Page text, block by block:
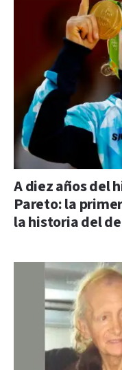
A diez años del
Pareto: la
la historia del